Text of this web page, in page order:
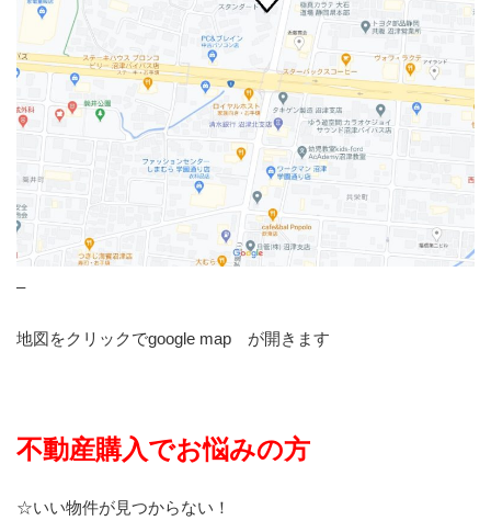
–
地図をクリックでgoogle map が開きます
不動産購入でお悩みの方
☆いい物件が見つからない！